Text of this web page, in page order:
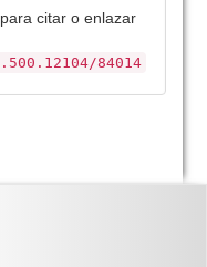
citar o enlazar
84014